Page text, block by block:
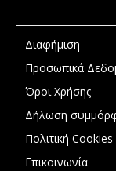
Διαφήμιση
Προσωπικά
Όροι Χρήσης
Δήλωση
Πολιτική Cookies
Επικοινωνία